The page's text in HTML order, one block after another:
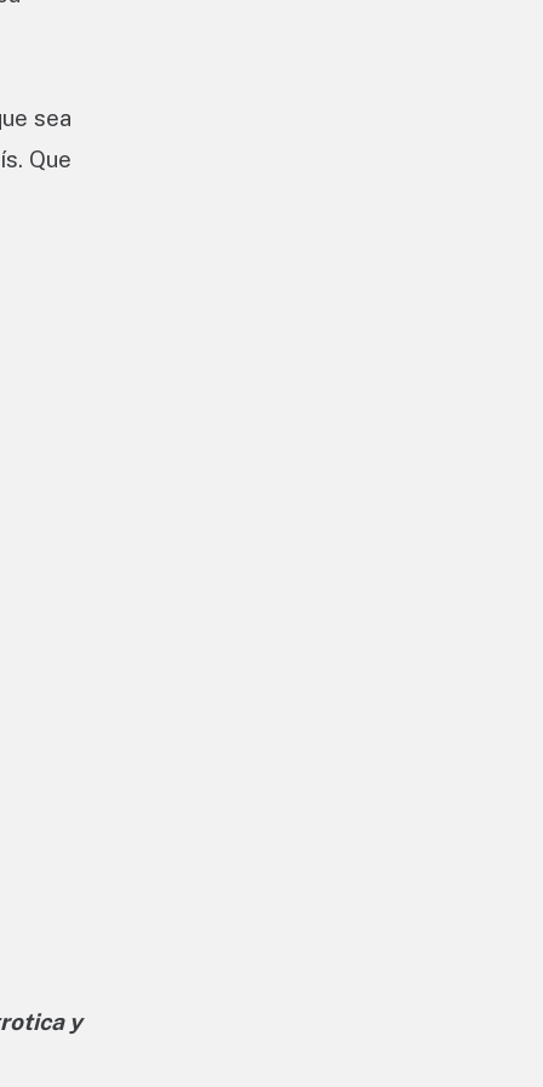
sea
Que
y